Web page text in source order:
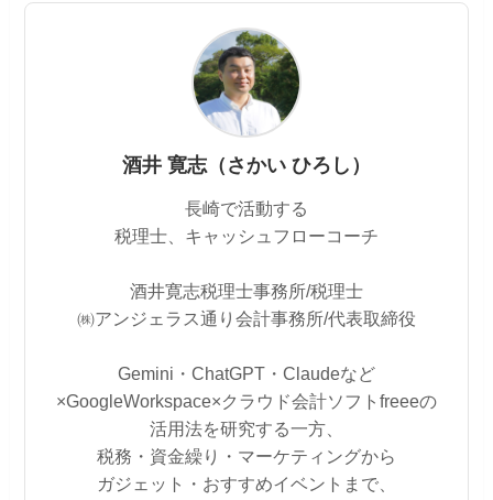
酒井 寛志（さかい ひろし）
長崎で活動する
税理士、キャッシュフローコーチ
酒井寛志税理士事務所/税理士
㈱アンジェラス通り会計事務所/代表取締役
Gemini・ChatGPT・Claudeなど
×GoogleWorkspace×クラウド会計ソフトfreeeの
活用法を研究する一方、
税務・資金繰り・マーケティングから
ガジェット・おすすめイベントまで、